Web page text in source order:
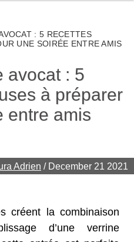
: 5 RECETTES
UNE SOIRÉE ENTRE AMIS
avocat : 5
à préparer
entre amis
Adrien / December 21 2021
créent la combinaison
d’une verrine